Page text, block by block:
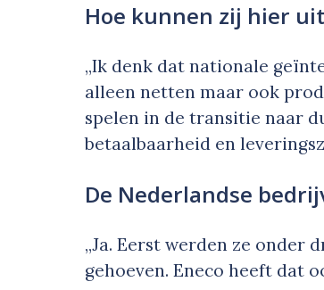
Hoe kunnen zij hier
„Ik denk dat nationale
alleen netten maar ook
spelen in de transitie naar
betaalbaarheid en
De Nederlandse
„Ja. Eerst werden ze onder
gehoeven. Eneco heeft dat